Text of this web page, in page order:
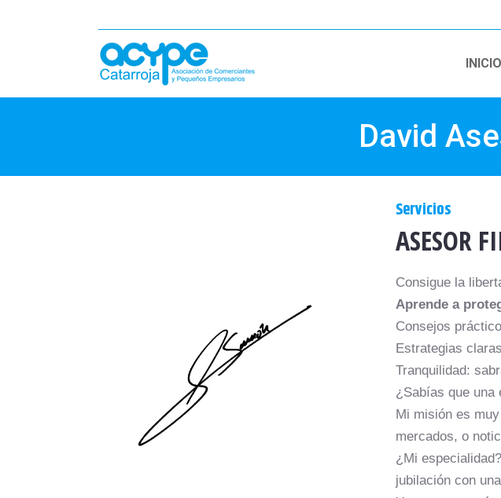
INICIO
David
Servicios
ASESOR
Consigue la
Aprende a
Consejos
Estrategias
Tranquilidad:
¿Sabías que una
Mi misión es
mercados, o
¿Mi
jubilación con